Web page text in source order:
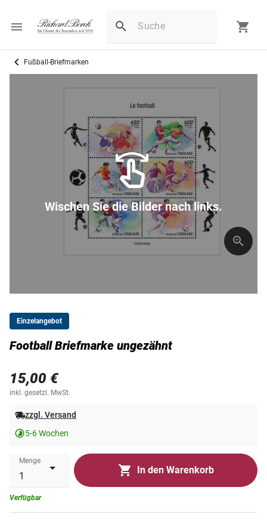
Fußball-Briefmarken
Wischen Sie die Bilder nach links.
Einzelangebot
Football Briefmarke ungezähnt
15,00 €
inkl. gesetzl. MwSt.
zzgl. Versand
5-6 Wochen
Menge
In den Warenkorb
Verfügbar